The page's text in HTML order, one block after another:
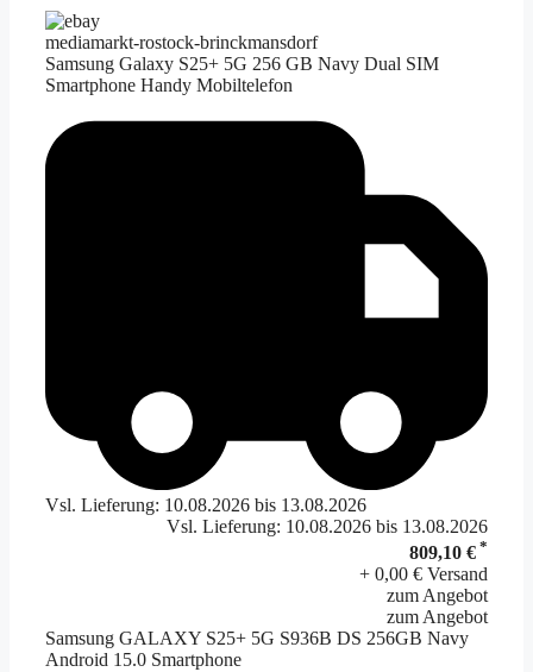
mediamarkt-rostock-brinckmansdorf
Samsung Galaxy S25+ 5G 256 GB Navy Dual SIM
Smartphone Handy Mobiltelefon
Vsl. Lieferung: 10.08.2026 bis 13.08.2026
Vsl. Lieferung: 10.08.2026 bis 13.08.2026
809,10 € *
+ 0,00 € Versand
zum Angebot
zum Angebot
Samsung GALAXY S25+ 5G S936B DS 256GB Navy
Android 15.0 Smartphone